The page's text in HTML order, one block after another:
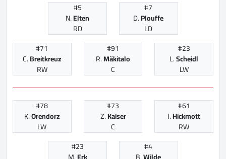
#5
N.Elten
RD
#7
D.Plouffe
LD
#71
C.Breitkreuz
RW
#91
R.Mäkitalo
C
#23
L.Scheidl
LW
#78
K.Orendorz
LW
#73
Z.Kaiser
C
#61
J.Hickmott
RW
#23
#4